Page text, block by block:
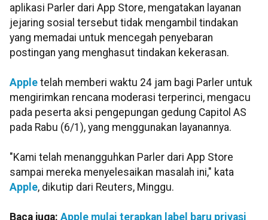
aplikasi Parler dari App Store, mengatakan layanan
jejaring sosial tersebut tidak mengambil tindakan
yang memadai untuk mencegah penyebaran
postingan yang menghasut tindakan kekerasan.
Apple telah memberi waktu 24 jam bagi Parler untuk
mengirimkan rencana moderasi terperinci, mengacu
pada peserta aksi pengepungan gedung Capitol AS
pada Rabu (6/1), yang menggunakan layanannya.
"Kami telah menangguhkan Parler dari App Store
sampai mereka menyelesaikan masalah ini," kata
Apple, dikutip dari Reuters, Minggu.
Baca juga: Apple mulai terapkan label baru privasi